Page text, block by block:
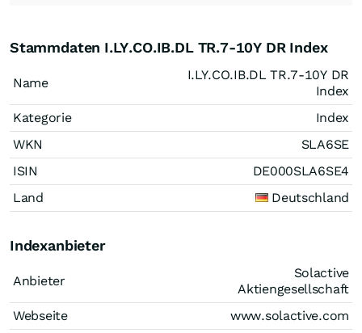
Stammdaten I.LY.CO.IB.DL TR.7-10Y DR Index
Name
I.LY.CO.IB.DL TR.7-10Y DR
Index
Kategorie
Index
WKN
SLA6SE
ISIN
DE000SLA6SE4
Land
Deutschland
Indexanbieter
Anbieter
Solactive
Aktiengesellschaft
Webseite
www.solactive.com